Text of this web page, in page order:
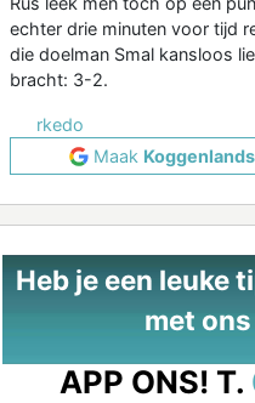
echter drie minuten voor tijd
die doelman Smal kansloos
bracht: 3-2.
rkedo
Maak
Heb je een leuke
met
APP ONS! T.